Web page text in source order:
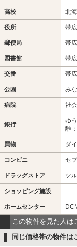
高校 北
役所 帯
郵便局 帯
図書館 帯
交番 帯
公園 み
病院 社
銀行
ゆ
離
買物 ダ
コンビニ セ
ドラッグストア ツ
ショッピング施設
ホームセンター
この物件を見た人は
同じ価格帯の物件は